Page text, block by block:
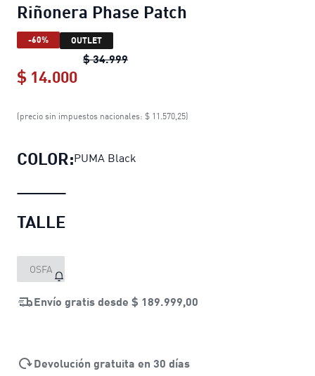
Riñonera Phase Patch
-60% OUTLET
$ 34.999Riñonera Phase Patch
$ 14.000
Riñonera Phase Patch
(precio sin impuestos nacionales: $ 11.570,25)
COLOR:PUMA Black
TALLE
OSFA
Envío gratis desde $ 189.999,00
Devolución gratuita en 30 días